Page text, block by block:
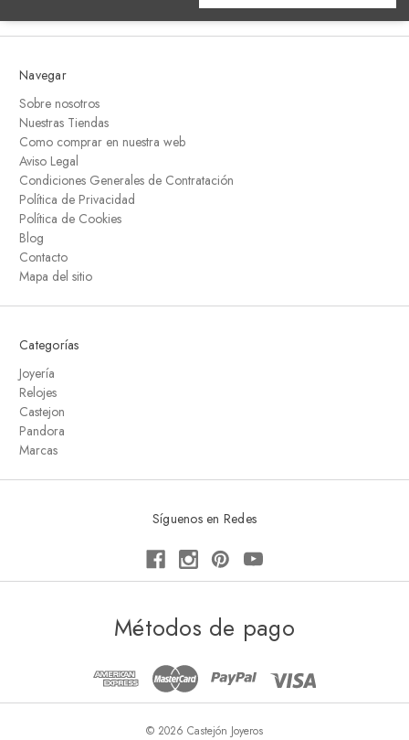
Navegar
Sobre nosotros
Nuestras Tiendas
Como comprar en nuestra web
Aviso Legal
Condiciones Generales de Contratación
Política de Privacidad
Política de Cookies
Blog
Contacto
Mapa del sitio
Categorías
Joyería
Relojes
Castejon
Pandora
Marcas
Síguenos en Redes
Métodos de pago
© 2026 Castejón Joyeros